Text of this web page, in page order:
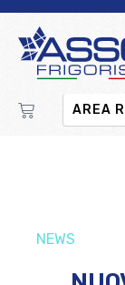
AREA
NEWS